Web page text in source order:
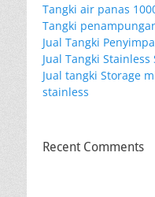
Tangki air panas
Tangki
Jual Tangki
Jual Tangki Stainless
Jual tangki Storage
stainless
Recent Comments